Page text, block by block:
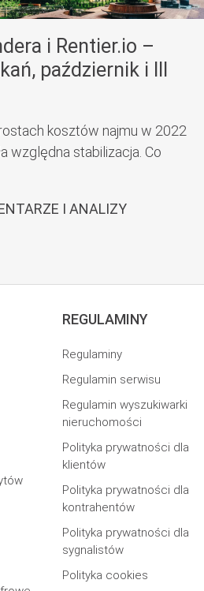
i Rentier.io –
październik i III
kosztów najmu w 2022
względna stabilizacja. Co
I ANALIZY
REGULAMINY
Regulaminy
Regulamin serwisu
Regulamin wyszukiwarki
nieruchomości
Polityka prywatności dla
klientów
Polityka prywatności dla
kontrahentów
Polityka prywatności dla
sygnalistów
Polityka cookies